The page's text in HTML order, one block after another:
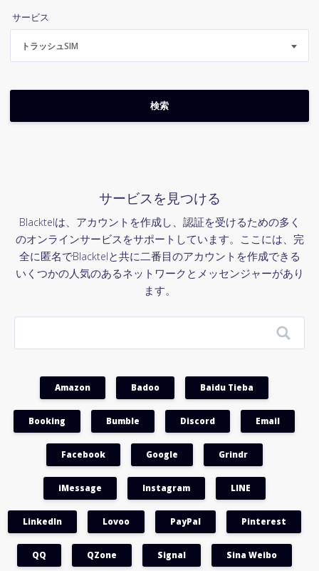
サービス
トラッシュSIM
サービスを見つける
Blacktelは、アカウントを作成し、認証を受けるための多く
のオンラインサービスをサポートしています。ここには、完
全に匿名でBlacktelと共に二番目のアカウントを作成できる
いくつかの人気のあるネットワークとメッセンジャーがあり
ます。
Amazon Badoo Baidu Tieba
Booking Bumble Discord Email
Facebook Google Grindr
iMessage Instagram LINE
LinkedIn Lovoo PayPal Pinterest
QQ QZone Signal Sina Weibo